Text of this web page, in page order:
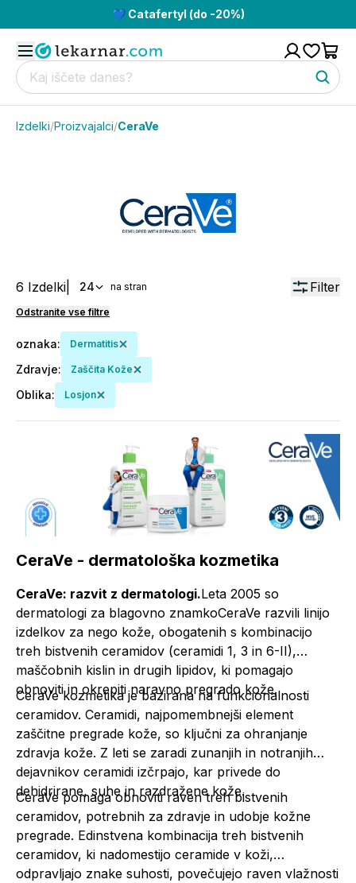
💙 Catafertyl (do -20%)
Izdelki/Proizvajalci/CeraVe
6 Izdelki 24 na stran Filter
Odstranite vse filtre
oznaka: Dermatitis
Zdravje: Zaščita Kože
Oblika: Losjon
CeraVe - dermatološka kozmetika
CeraVe: razvit z dermatologi.Leta 2005 so
dermatologi za blagovno znamkoCeraVe razvili linijo
izdelkov za nego kože, obogatenih s kombinacijo
treh bistvenih ceramidov (ceramidi 1, 3 in 6-II),
maščobnih kislin in drugih lipidov, ki pomagajo
obnoviti in okrepiti naravno pregrado kože.
CeraVe kozmetika je bazirana na funkcionalnosti
ceramidov. Ceramidi, najpomembnejši element
zaščitne pregrade kože, so ključni za ohranjanje
zdravja kože. Z leti se zaradi zunanjih in notranjih
dejavnikov ceramidi izčrpajo, kar privede do
dehidrirane, suhe in razdražene kože.
CeraVe pomaga obnoviti raven treh bistvenih
ceramidov, potrebnih za zdravje in udobje kožne
pregrade. Edinstvena kombinacija treh bistvenih
ceramidov, ki nadomestijo ceramide v koži,
odpravljajo znake suhosti, povečujejo raven vlažnosti